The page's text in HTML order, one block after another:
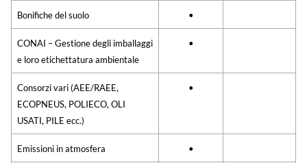
Bonifiche del suolo •
CONAI – Gestione degli imballaggi
e loro etichettatura ambientale
•
Consorzi vari (AEE/RAEE,
ECOPNEUS, POLIECO, OLI
USATI, PILE ecc.)
•
Emissioni in atmosfera •